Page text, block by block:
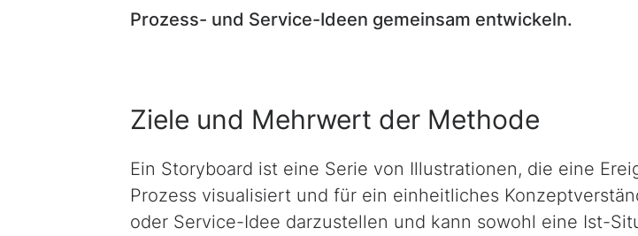
Prozess- und Service-Ideen gemeinsam entwickeln.
Ziele und Mehrwert der Methode
Ein Storyboard ist eine Serie von Illustrationen, die eine
Prozess visualisiert und für ein einheitliches
oder Service-Idee darzustellen und kann sowohl eine Ist-